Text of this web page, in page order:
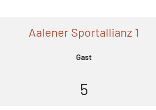
Aalener Sportallianz 1
Gast
5